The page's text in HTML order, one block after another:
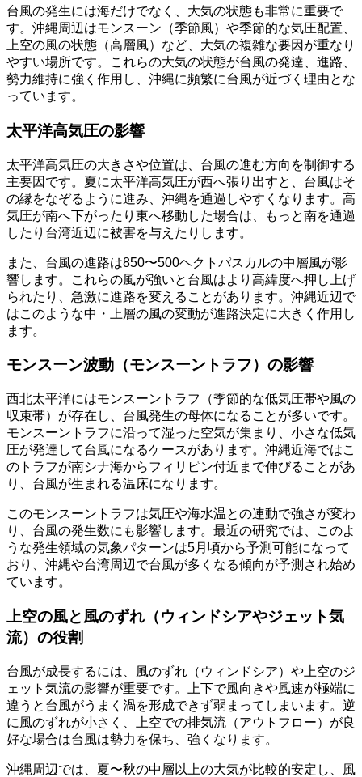
台風の発生には海だけでなく、大気の状態も非常に重要で
す。沖縄周辺はモンスーン（季節風）や季節的な気圧配置、
上空の風の状態（高層風）など、大気の複雑な要因が重なり
やすい場所です。これらの大気の状態が台風の発達、進路、
勢力維持に強く作用し、沖縄に頻繁に台風が近づく理由とな
っています。
太平洋高気圧の影響
太平洋高気圧の大きさや位置は、台風の進む方向を制御する
主要因です。夏に太平洋高気圧が西へ張り出すと、台風はそ
の縁をなぞるように進み、沖縄を通過しやすくなります。高
気圧が南へ下がったり東へ移動した場合は、もっと南を通過
したり台湾近辺に被害を与えたりします。
また、台風の進路は850〜500ヘクトパスカルの中層風が影
響します。これらの風が強いと台風はより高緯度へ押し上げ
られたり、急激に進路を変えることがあります。沖縄近辺で
はこのような中・上層の風の変動が進路決定に大きく作用し
ます。
モンスーン波動（モンスーントラフ）の影響
西北太平洋にはモンスーントラフ（季節的な低気圧帯や風の
収束帯）が存在し、台風発生の母体になることが多いです。
モンスーントラフに沿って湿った空気が集まり、小さな低気
圧が発達して台風になるケースがあります。沖縄近海ではこ
のトラフが南シナ海からフィリピン付近まで伸びることがあ
り、台風が生まれる温床になります。
このモンスーントラフは気圧や海水温との連動で強さが変わ
り、台風の発生数にも影響します。最近の研究では、このよ
うな発生領域の気象パターンは5月頃から予測可能になって
おり、沖縄や台湾周辺で台風が多くなる傾向が予測され始め
ています。
上空の風と風のずれ（ウィンドシアやジェット気
流）の役割
台風が成長するには、風のずれ（ウィンドシア）や上空のジ
ェット気流の影響が重要です。上下で風向きや風速が極端に
違うと台風がうまく渦を形成できず弱まってしまいます。逆
に風のずれが小さく、上空での排気流（アウトフロー）が良
好な場合は台風は勢力を保ち、強くなります。
沖縄周辺では、夏〜秋の中層以上の大気が比較的安定し、風